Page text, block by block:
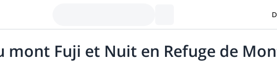
mont Fuji et Nuit en Refuge de